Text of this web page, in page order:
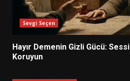
Sevgi Seçen
Hayır Demenin Gizli Gücü:
Koruyun